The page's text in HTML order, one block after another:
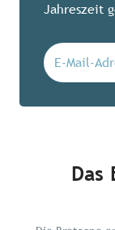
Jahreszeit
Das